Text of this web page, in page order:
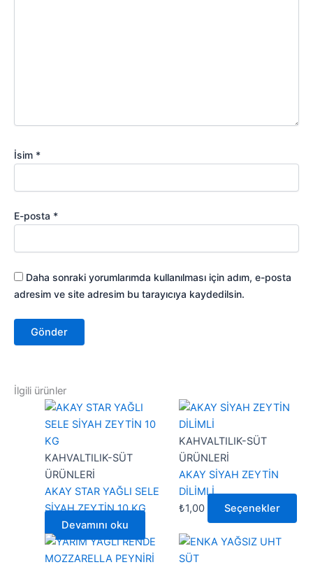
İsim *
E-posta *
Daha sonraki yorumlarımda kullanılması için adım, e-posta
adresim ve site adresim bu tarayıcıya kaydedilsin.
İlgili ürünler
KAHVALTILIK-SÜT
ÜRÜNLERİ
AKAY STAR YAĞLI SELE
SİYAH ZEYTİN 10 KG
Devamını oku
KAHVALTILIK-SÜT
ÜRÜNLERİ
AKAY SİYAH ZEYTİN
DİLİMLİ
₺1,00 Seçenekler
var.
ürünün
Fiyat Bu